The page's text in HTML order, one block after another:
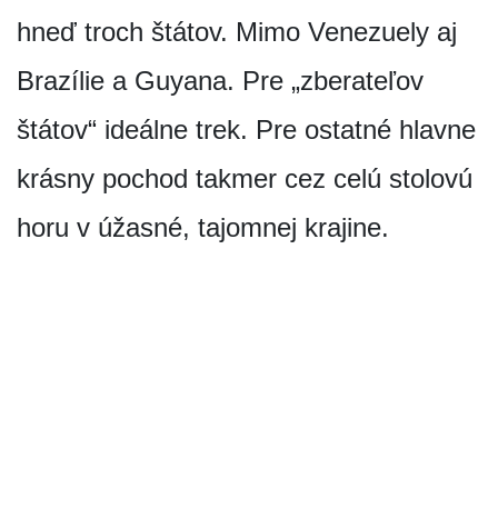
hneď troch štátov. Mimo Venezuely aj
Brazílie a Guyana. Pre „zberateľov
štátov“ ideálne trek. Pre ostatné hlavne
krásny pochod takmer cez celú stolovú
horu v úžasné, tajomnej krajine.